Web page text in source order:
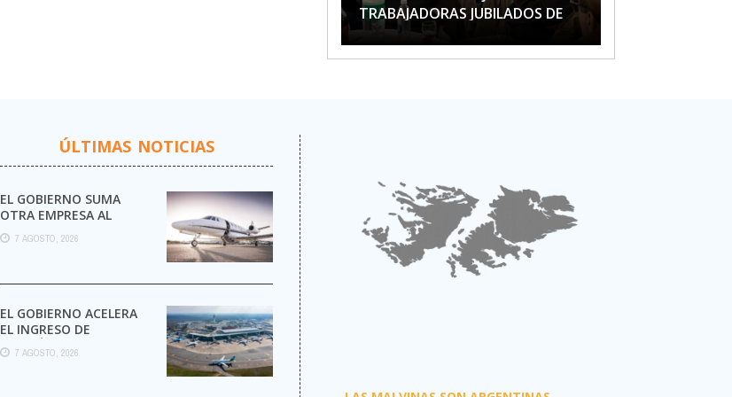
TRABAJADORAS JUBILADOS DE
APTA
ÚLTIMAS NOTICIAS
EL GOBIERNO SUMA
OTRA EMPRESA AL
NEGOCIO DE LOS VUELOS
PRIVADOS
7 AGOSTO, 2026
EL GOBIERNO ACELERA
EL INGRESO DE
AEROLÍNEAS
EXTRANJERAS CON
7 AGOSTO, 2026